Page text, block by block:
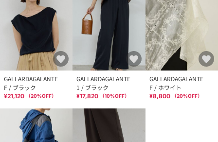
GALLARDAGALANTE
F / ブラック
¥21,120 （20%OFF）
GALLARDAGALANTE
1 / ブラック
¥17,820 （10%OFF）
GALLARDAGALANTE
F / ホワイト
¥8,800 （20%OFF）